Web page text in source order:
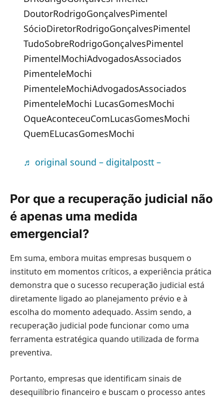
DoutorRodrigoGonçalvesPimentel
SócioDiretorRodrigoGonçalvesPimentel
TudoSobreRodrigoGonçalvesPimentel
PimentelMochiAdvogadosAssociados
PimenteleMochi
PimenteleMochiAdvogadosAssociados
PimenteleMochi LucasGomesMochi
OqueAconteceuComLucasGomesMochi
QuemELucasGomesMochi
♬ original sound – digitalpostt –
Por que a recuperação judicial não
é apenas uma medida
emergencial?
Em suma, embora muitas empresas busquem o
instituto em momentos críticos, a experiência prática
demonstra que o sucesso recuperação judicial está
diretamente ligado ao planejamento prévio e à
escolha do momento adequado. Assim sendo, a
recuperação judicial pode funcionar como uma
ferramenta estratégica quando utilizada de forma
preventiva.
Portanto, empresas que identificam sinais de
desequilíbrio financeiro e buscam o processo antes